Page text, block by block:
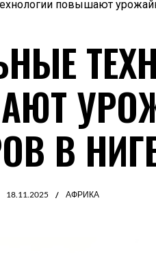
повышают
В
18.11.2025 АФРИКА